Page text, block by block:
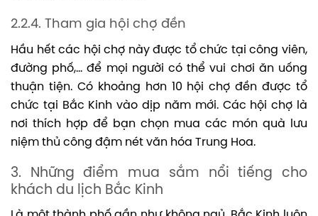
2.2.4. Tham gia hội chợ đền
Hầu hết các hội chợ này được tổ chức tại công viên,
đường phố,… để mọi người có thể vui chơi ăn uống
thuận tiện. Có khoảng hơn 10 hội chợ đền được tổ
chức tại Bắc Kinh vào dịp năm mới. Các hội chợ là
nơi thích hợp để bạn chọn mua các món quà lưu
niệm thủ công đậm nét văn hóa Trung Hoa.
3. Những điểm mua sắm nổi tiếng cho
khách du lịch Bắc Kinh